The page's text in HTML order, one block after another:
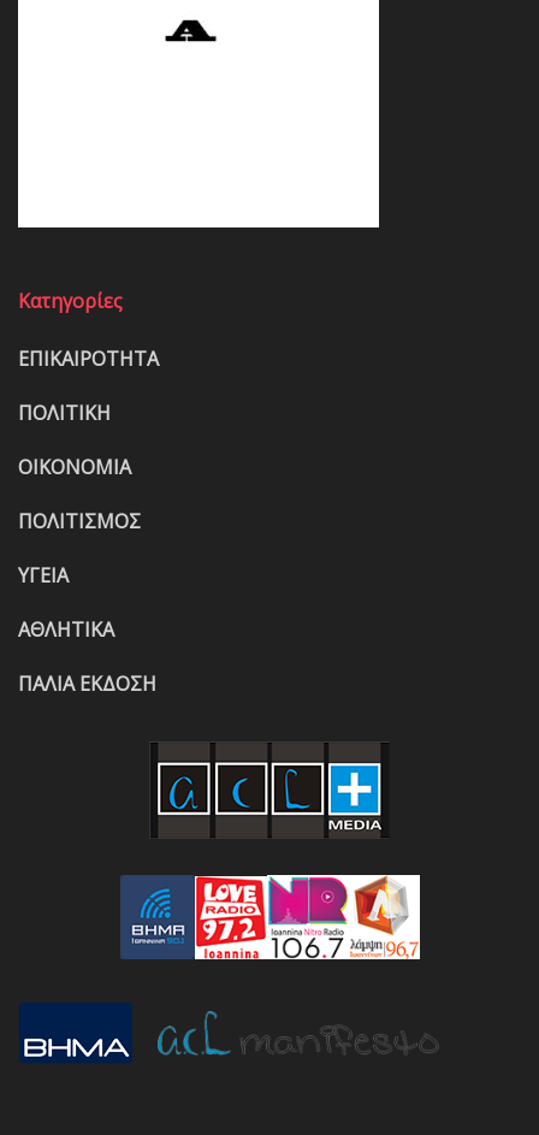
Κατηγορίες
ΕΠΙΚΑΙΡΟΤΗΤΑ
ΠΟΛΙΤΙΚΗ
ΟΙΚΟΝΟΜΙΑ
ΠΟΛΙΤΙΣΜΟΣ
ΥΓΕΙΑ
ΑΘΛΗΤΙΚΑ
ΠΑΛΙΑ ΕΚΔΟΣΗ